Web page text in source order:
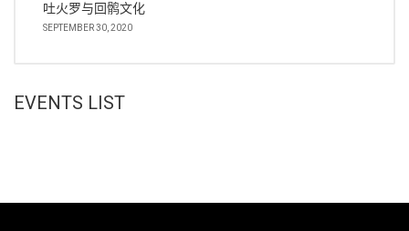
吐火罗与回鹘文化
SEPTEMBER 30, 2020
EVENTS LIST